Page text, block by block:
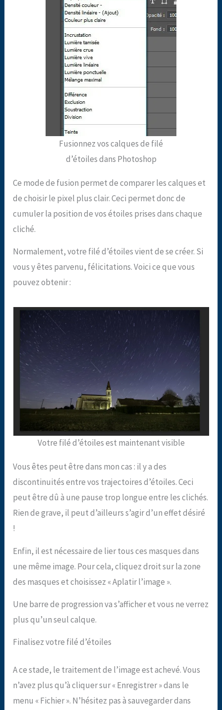
Fusionnez vos calques de filé
d’étoiles dans Photoshop
Ce mode de fusion permet de comparer les calques et
de choisir le pixel plus clair. Ceci permet donc de
cumuler la position de vos étoiles prises dans chaque
cliché.
Normalement, votre filé d’étoiles vient de se créer. Si
vous y êtes parvenu, félicitations. Voici ce que vous
pouvez obtenir :
Votre filé d’étoiles est maintenant visible
Vous êtes peut être dans mon cas : il y a des
discontinuités entre vos trajectoires d’étoiles. Ceci
peut être dû à une pause trop longue entre les clichés.
Rien de grave, il peut d’ailleurs s’agir d’un effet désiré
!
Enfin, il est nécessaire de lier tous ces masques dans
une même image. Pour cela, cliquez droit sur la zone
des masques et choisissez « Aplatir l’image ».
Une barre de progression va s’afficher et vous ne verrez
plus qu’un seul calque.
Finalisez votre filé d’étoiles
A ce stade, le traitement de l’image est achevé. Vous
n’avez plus qu’à cliquer sur « Enregistrer » dans le
menu « Fichier ». N’hésitez pas à sauvegarder dans